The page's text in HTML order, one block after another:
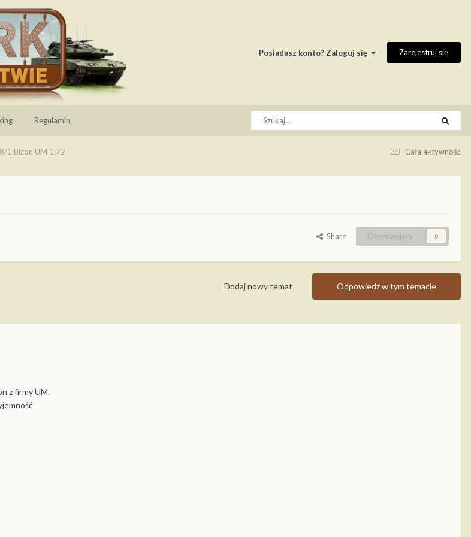
Posiadasz konto? Zaloguj się Zarejestruj się
Regulamin
Cała aktywność
1 Bizon UM 1:72
Share Obserwujący 0
Odpowiedz w tym temacie
Dodaj nowy temat
z firmy UM.